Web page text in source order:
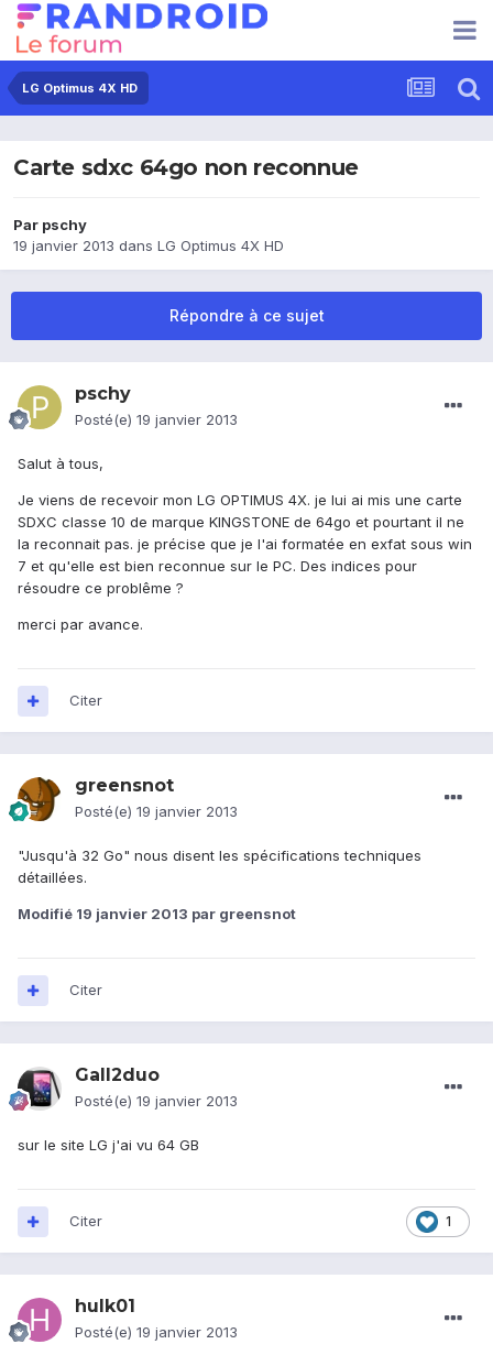
LG Optimus 4X HD
Carte sdxc 64go non reconnue
Par pschy
19 janvier 2013 dans LG Optimus 4X HD
Répondre à ce sujet
pschy
Posté(e) 19 janvier 2013
Salut à tous,
Je viens de recevoir mon LG OPTIMUS 4X. je lui ai mis une carte
SDXC classe 10 de marque KINGSTONE de 64go et pourtant il ne
la reconnait pas. je précise que je l'ai formatée en exfat sous win
7 et qu'elle est bien reconnue sur le PC. Des indices pour
résoudre ce problême ?
merci par avance.
Citer
greensnot
Posté(e) 19 janvier 2013
"Jusqu'à 32 Go" nous disent les spécifications techniques
détaillées.
Modifié 19 janvier 2013 par greensnot
Citer
Gall2duo
Posté(e) 19 janvier 2013
sur le site LG j'ai vu 64 GB
1
Citer
hulk01
Posté(e) 19 janvier 2013